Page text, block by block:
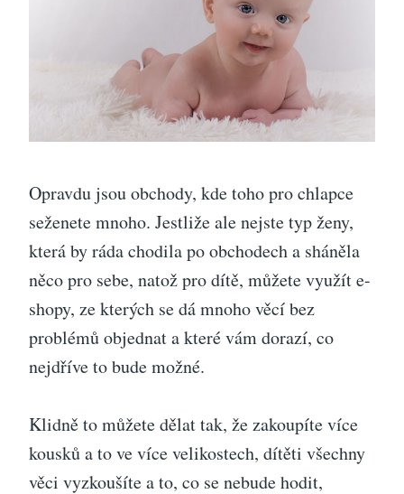
Opravdu jsou obchody, kde toho pro chlapce
seženete mnoho. Jestliže ale nejste typ ženy,
která by ráda chodila po obchodech a sháněla
něco pro sebe, natož pro dítě, můžete využít e-
shopy, ze kterých se dá mnoho věcí bez
problémů objednat a které vám dorazí, co
nejdříve to bude možné.
Klidně to můžete dělat tak, že zakoupíte více
kousků a to ve více velikostech, dítěti všechny
věci vyzkoušíte a to, co se nebude hodit,